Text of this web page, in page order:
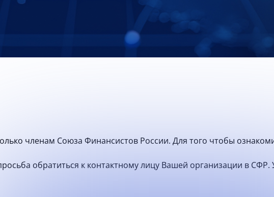
членам Союза Финансистов России. Для того чтобы
обратиться к контактному лицу Вашей организации в